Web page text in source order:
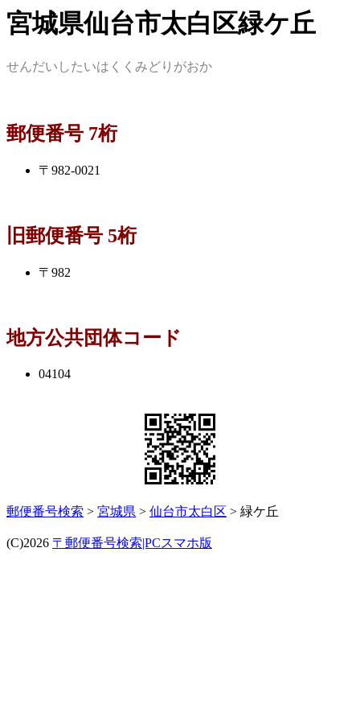
宮城県仙台市太白区緑ケ丘
せんだいしたいはくくみどりがおか
郵便番号 7桁
〒982-0021
旧郵便番号 5桁
〒982
地方公共団体コード
04104
郵便番号検索 > 宮城県 > 仙台市太白区 > 緑ケ丘
(C)2026 〒郵便番号検索|PCスマホ版